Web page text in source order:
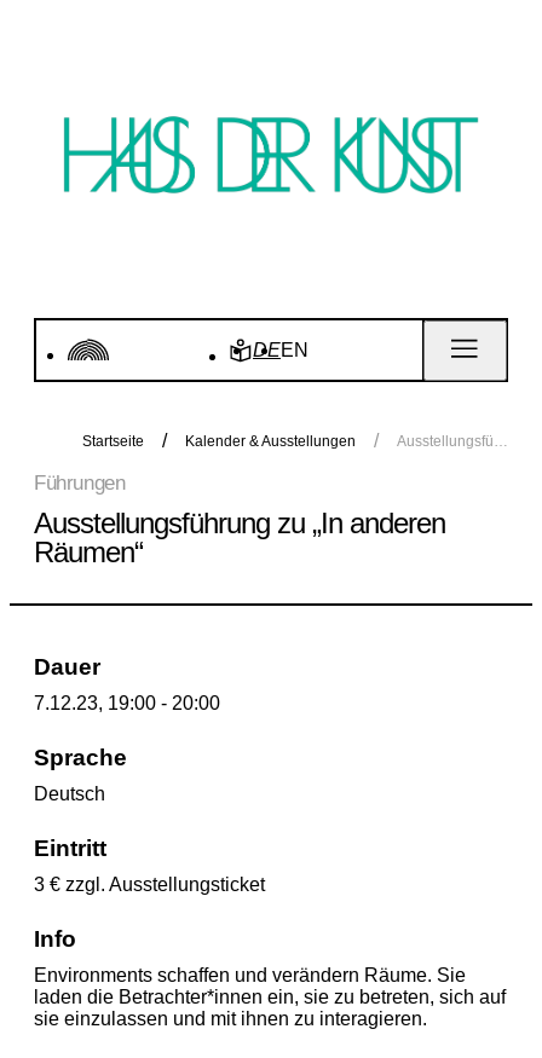
DEEN
Startseite Kalender & Ausstellungen Ausstellungsführung zu „In anderen Räumen“
Führungen
Ausstellungsführung zu „In anderen
Räumen“
Dauer
7.12.23, 19:00 - 20:00
Sprache
Deutsch
Eintritt
3 € zzgl. Ausstellungsticket
Info
Environments schaffen und verändern Räume. Sie
laden die Betrachter*innen ein, sie zu betreten, sich auf
sie einzulassen und mit ihnen zu interagieren.